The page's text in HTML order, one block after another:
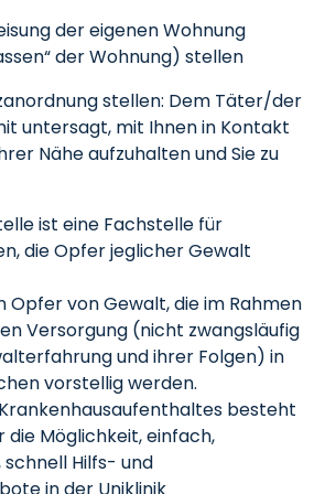
der eigenen Wohnung
der Wohnung) stellen
stellen: Dem Täter/der
untersagt, mit Ihnen in Kontakt
Nähe aufzuhalten und Sie zu
ist eine Fachstelle für
die Opfer jeglicher Gewalt
Opfer von Gewalt, die im Rahmen
Versorgung (nicht zwangsläufig
und ihrer Folgen) in
vorstellig werden.
besteht
Möglichkeit, einfach,
Hilfs- und
in der Uniklinik